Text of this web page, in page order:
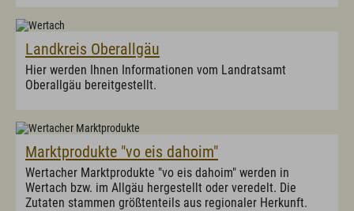
Grundschule Wertach
Kindergarten / Kinderkrippe
Sozialbeauftragte
Tagespflege Wertach
Kontakt E-Mail Tel.: 08365 702 10
Landkreis Oberallgäu
Hier werden Ihnen Informationen vom Landratsamt
Oberallgäu bereitgestellt.
Marktprodukte "vo eis dahoim"
Wertacher Marktprodukte "vo eis dahoim" werden in
Wertach bzw. im Allgäu hergestellt oder veredelt. Die
Zutaten stammen größtenteils aus regionaler Herkunft.